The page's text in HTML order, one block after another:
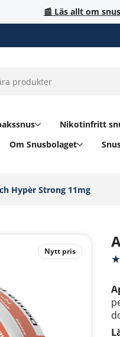
📰 Läs allt om
Nikotinfritt
Om Snusbolaget
Hypèr Strong 11mg‎
Nytt pris